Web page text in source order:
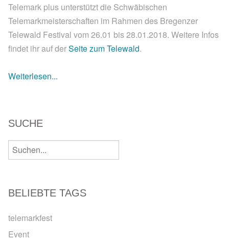
Telemark plus unterstützt die Schwäbischen
Telemarkmeisterschaften im Rahmen des Bregenzer
Telewald Festival vom 26.01 bis 28.01.2018. Weitere Infos
findet ihr auf derSeite zum Telewald.
Weiterlesen...
SUCHE
BELIEBTE TAGS
telemarkfest
Event